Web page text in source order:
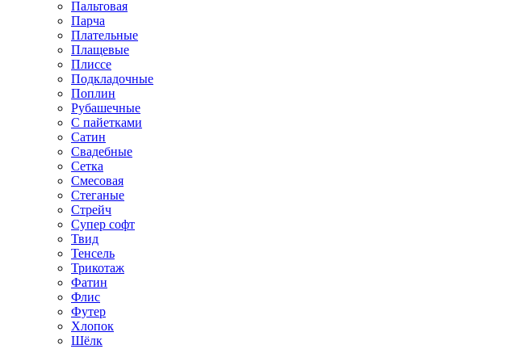
Пальтовая
Парча
Плательные
Плащевые
Плиссе
Подкладочные
Поплин
Рубашечные
С пайетками
Сатин
Свадебные
Сетка
Смесовая
Стеганые
Стрейч
Супер софт
Твид
Тенсель
Трикотаж
Фатин
Флис
Футер
Хлопок
Шёлк